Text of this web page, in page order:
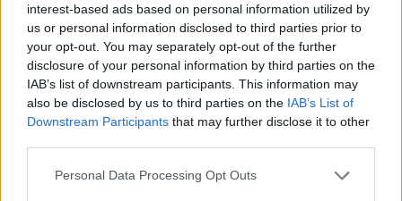
interest-based ads based on personal information utilized by
us or personal information disclosed to third parties prior to
your opt-out. You may separately opt-out of the further
disclosure of your personal information by third parties on the
IAB’s list of downstream participants. This information may
also be disclosed by us to third parties on the IAB’s List of
Downstream Participants that may further disclose it to other
Personal Data Processing Opt Outs
ΡΟΗ ΕΙΔΗΣΕΩΝ
ΓΕΎΣΗ - ΨΥΧΑΓΩΓΊΑ
Στάκα, η Κρητική κρέμα γάλακτος –
Συνταγές με αυγά και πατάτες